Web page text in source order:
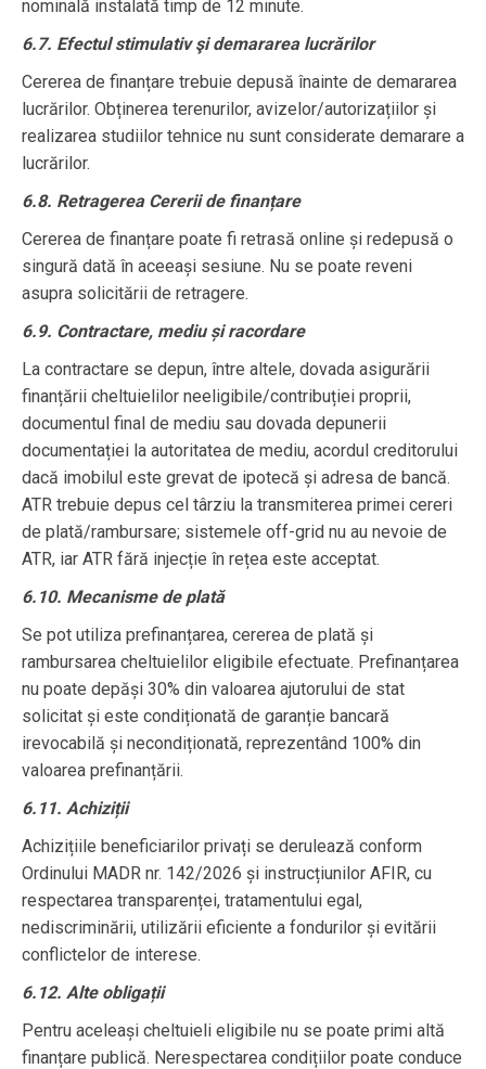
nominală instalată timp de 12 minute.
6.7. Efectul stimulativ şi demararea lucrărilor
Cererea de finanțare trebuie depusă înainte de demararea
lucrărilor. Obținerea terenurilor, avizelor/autorizațiilor și
realizarea studiilor tehnice nu sunt considerate demarare a
lucrărilor.
6.8. Retragerea Cererii de finanțare
Cererea de finanțare poate fi retrasă online și redepusă o
singură dată în aceeași sesiune. Nu se poate reveni
asupra solicitării de retragere.
6.9. Contractare, mediu și racordare
La contractare se depun, între altele, dovada asigurării
finanțării cheltuielilor neeligibile/contribuției proprii,
documentul final de mediu sau dovada depunerii
documentației la autoritatea de mediu, acordul creditorului
dacă imobilul este grevat de ipotecă și adresa de bancă.
ATR trebuie depus cel târziu la transmiterea primei cereri
de plată/rambursare; sistemele off-grid nu au nevoie de
ATR, iar ATR fără injecție în rețea este acceptat.
6.10. Mecanisme de plată
Se pot utiliza prefinanțarea, cererea de plată și
rambursarea cheltuielilor eligibile efectuate. Prefinanțarea
nu poate depăși 30% din valoarea ajutorului de stat
solicitat și este condiționată de garanție bancară
irevocabilă și necondiționată, reprezentând 100% din
valoarea prefinanțării.
6.11. Achiziții
Achizițiile beneficiarilor privați se derulează conform
Ordinului MADR nr. 142/2026 și instrucțiunilor AFIR, cu
respectarea transparenței, tratamentului egal,
nediscriminării, utilizării eficiente a fondurilor și evitării
conflictelor de interese.
6.12. Alte obligații
Pentru aceleași cheltuieli eligibile nu se poate primi altă
finanțare publică. Nerespectarea condițiilor poate conduce